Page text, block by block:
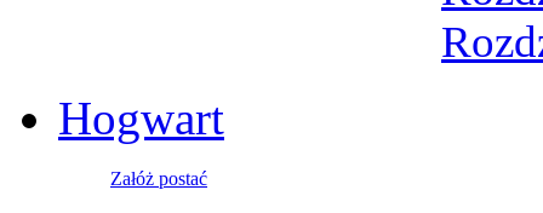
Hogwart
Załóż postać